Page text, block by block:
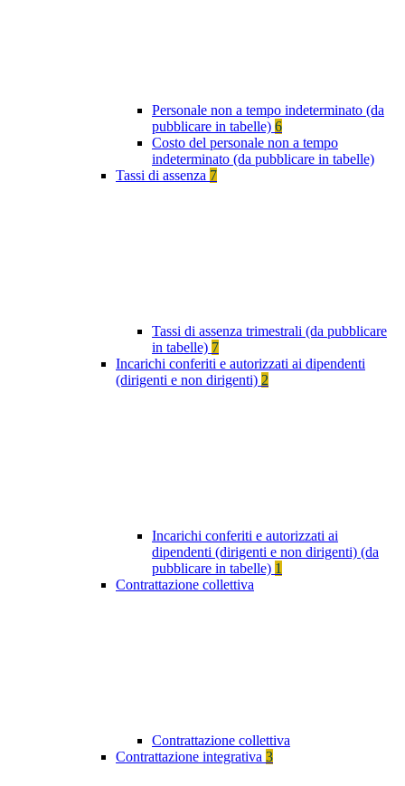
Personale non a tempo indeterminato (da
pubblicare in tabelle) 6
Costo del personale non a tempo
indeterminato (da pubblicare in tabelle)
Tassi di assenza 7
Tassi di assenza trimestrali (da pubblicare
in tabelle) 7
Incarichi conferiti e autorizzati ai dipendenti
(dirigenti e non dirigenti) 2
Incarichi conferiti e autorizzati ai
dipendenti (dirigenti e non dirigenti) (da
pubblicare in tabelle) 1
Contrattazione collettiva
Contrattazione collettiva
Contrattazione integrativa 3